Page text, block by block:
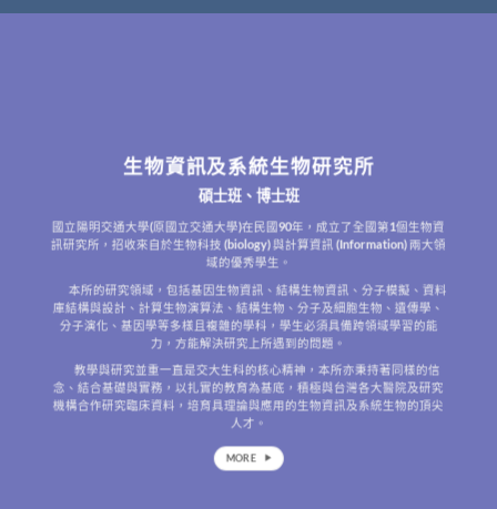
生物資訊及系統生物研究所
碩士班、博士班
國立陽明交通大學(原國立交通大學)在民國90年，成立了全國第1個生物資
訊研究所，招收來自於生物科技 (biology) 與計算資訊 (Information) 兩大領
域的優秀學生。
本所的研究領域，包括基因生物資訊、結構生物資訊、分子模擬、資料
庫結構與設計、計算生物演算法、結構生物、分子及細胞生物、遺傳學、
分子演化、基因學等多樣且複雜的學科，學生必須具備跨領域學習的能
力，方能解決研究上所遇到的問題。
教學與研究並重一直是交大生科的核心精神，本所亦秉持著同樣的信
念、結合基礎與實務，以扎實的教育為基底，積極與台灣各大醫院及研究
機構合作研究臨床資料，培育具理論與應用的生物資訊及系統生物的頂尖
人才。
MORE